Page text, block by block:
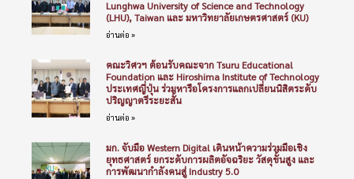
Lunghwa University of Science and Technology
(LHU), Taiwan และ มหาวิทยาลัยเกษตรศาสตร์ (KU)
อ่านต่อ »
คณะวิศวฯ ต้อนรับคณะจาก Tsuru Educational
Foundation และ Hiroshima Institute of Technology
ประเทศญี่ปุ่น ร่วมหารือโครงการแลกเปลี่ยนนิสิตระดับ
ปริญญาตรีระยะสั้น
อ่านต่อ »
มก. จับมือ Western Digital เดินหน้าความร่วมมือเชิง
ยุทธศาสตร์ ยกระดับการผลิตอัจฉริยะ วัสดุขั้นสูง และ
การพัฒนากำลังคนสู่ Industry 5.0